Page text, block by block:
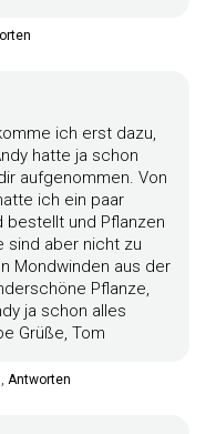
ich erst dazu,
hatte ja schon
aufgenommen. Von
ich ein paar
bestellt und Pflanzen
sind aber nicht zu
Mondwinden aus der
Pflanze,
ja schon alles
Grüße, Tom
Antworten